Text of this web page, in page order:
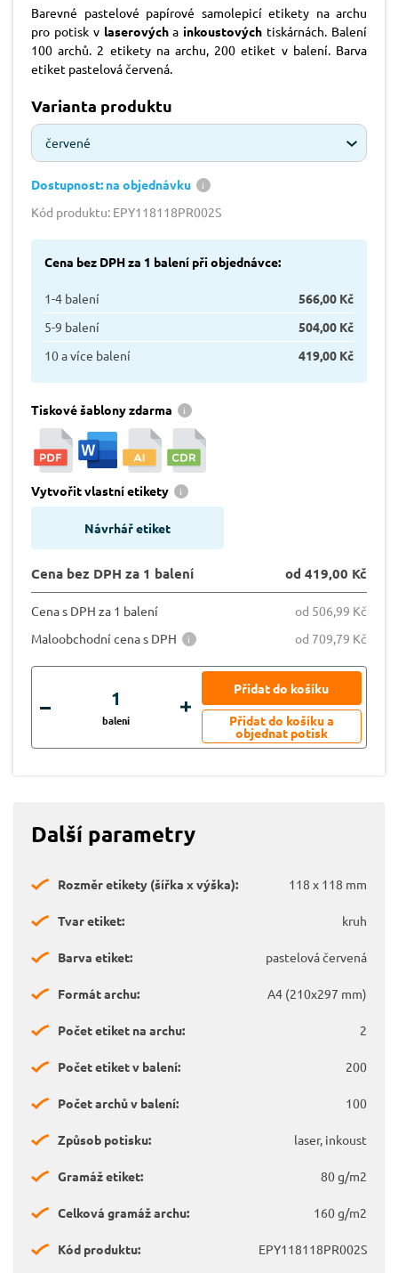
Barevné pastelové papírové samolepicí etikety na archu
pro potisk v laserovýcha inkoustových tiskárnách. Balení
100 archů. 2 etikety na archu, 200 etiket v balení. Barva
etiket pastelová červená.
Varianta produktu
červené
Dostupnost: na objednávku
Kód produktu: EPY118118PR002S
Cena bez DPH za 1 balení při objednávce:
1-4 balení
566,00 Kč
5-9 balení
504,00 Kč
10 a více balení
419,00 Kč
Tiskové šablony zdarma
Vytvořit vlastní etikety
Návrhář etiket
Cena bez DPH za 1 balení od 419,00 Kč
Cena s DPH za 1 balení
od 506,99 Kč
Maloobchodní cena s DPH
od 709,79 Kč
balení
Další parametry
Rozměr etikety (šířka x výška): 118 x 118 mm
Tvar etiket: kruh
Barva etiket: pastelová červená
Formát archu: A4 (210x297 mm)
Počet etiket na archu: 2
Počet etiket v balení: 200
Počet archů v balení: 100
Způsob potisku: laser, inkoust
Gramáž etiket: 80 g/m2
Celková gramáž archu: 160 g/m2
Kód produktu: EPY118118PR002S